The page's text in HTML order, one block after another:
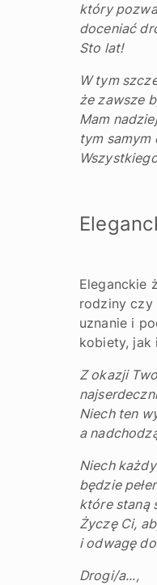
który
doceniać
Sto lat!
W tym
że zawsze
Mam
tym samym
Eleganckie
rodziny czy
uznanie i
kobiety, jak
Z okazji
Niech ten
a
Niech
będzie
które staną
Życzę Ci,
i odwagę
Drogi/a...,